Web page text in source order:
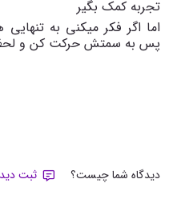
تجربه کمک بگیر
اما اگر فکر میکنی به
پس به سمتش حرکت کن و
دیدگاه شما چیست؟ ثبت